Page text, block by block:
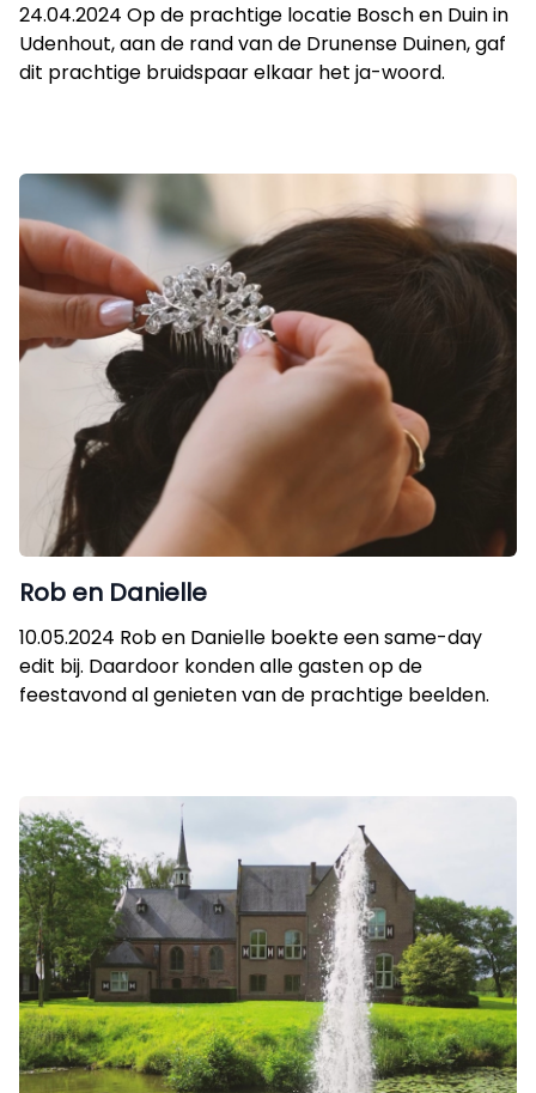
24.04.2024 Op de prachtige locatie Bosch en Duin in
Udenhout, aan de rand van de Drunense Duinen, gaf
dit prachtige bruidspaar elkaar het ja-woord.
Rob en Danielle
10.05.2024 Rob en Danielle boekte een same-day
edit bij. Daardoor konden alle gasten op de
feestavond al genieten van de prachtige beelden.